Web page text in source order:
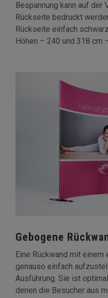
Bespannung kann auf der
Rückseite bedruckt
Rückseite einfach
Höhen – 240 und 318 cm
Gebogene
Eine Rückwand mit
genauso einfach
Ausführung. Sie ist
denen die Besucher aus